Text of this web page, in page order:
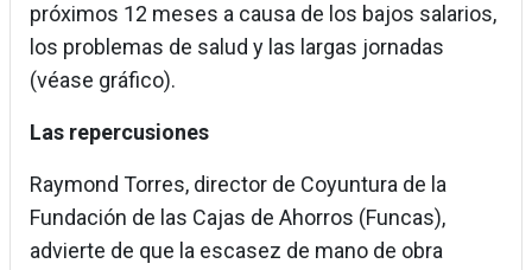
próximos 12 meses a causa de los bajos salarios,
los problemas de salud y las largas jornadas
(véase gráfico).
Las repercusiones
Raymond Torres, director de Coyuntura de la
Fundación de las Cajas de Ahorros (Funcas),
advierte de que la escasez de mano de obra